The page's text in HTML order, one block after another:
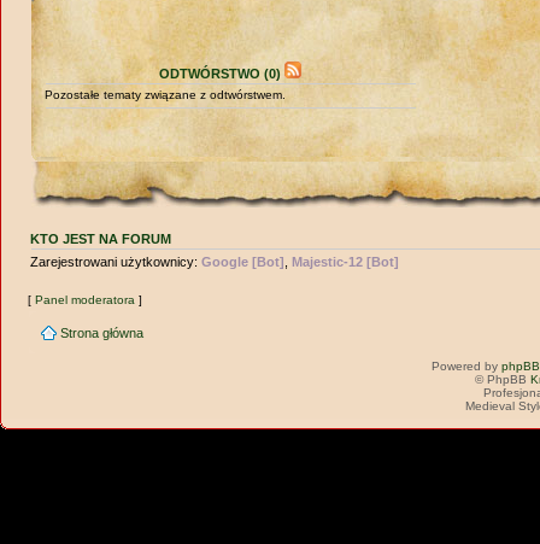
ODTWÓRSTWO (0)
Pozostałe tematy związane z odtwórstwem.
KTO JEST NA FORUM
Zarejestrowani użytkownicy:Google [Bot] Majestic-12 [Bot]
[Panel moderatora ]
Strona główna
Powered by phpBB
© PhpBB
Medieval